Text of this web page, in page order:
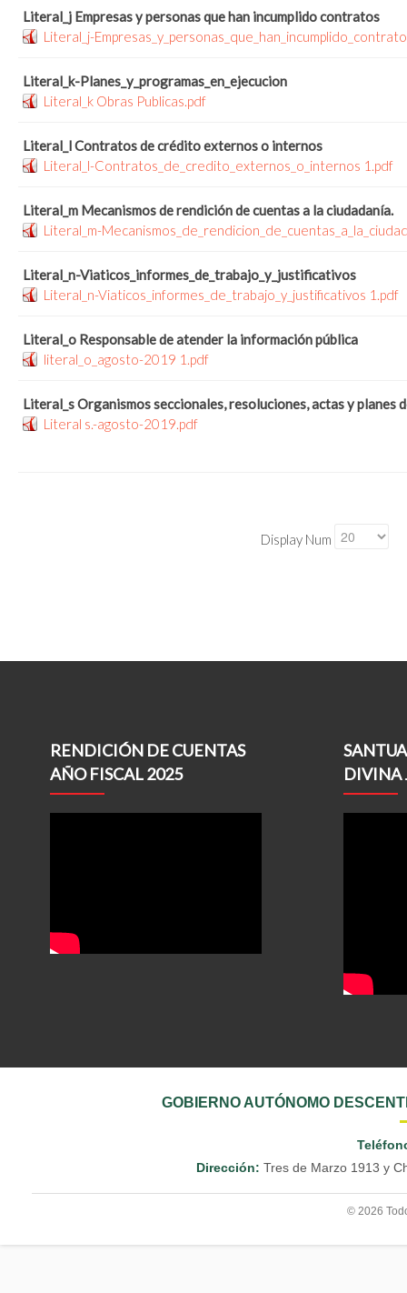
Literal_j Empresas y personas que han incumplido contratos
Literal_j-
Literal_k-Planes_y_programas_en_ejecucion
Literal_k Obras Publicas.pdf
Literal_l Contratos de crédito externos o internos
Literal_l-Contratos_de_credito_externos_o_internos 1.pdf
Literal_m Mecanismos de rendición de cuentas a la ciudadanía.
Literal_m-
Literal_n-Viaticos_informes_de_trabajo_y_justificativos
Literal_n-Viaticos_informes_de_trabajo_y_justificativos 1.pdf
Literal_o Responsable de atender la información pública
literal_o_agosto-2019 1.pdf
Literal_s Organismos seccionales, resoluciones, actas y planes
Literal s.-agosto-2019.pdf
Display Num
RENDICIÓN DE CUENTAS
AÑO FISCAL 2025
DIVINA
GOBIERNO AUTÓNOMO
Dirección: Tres de Marzo 1913 y
© 2026